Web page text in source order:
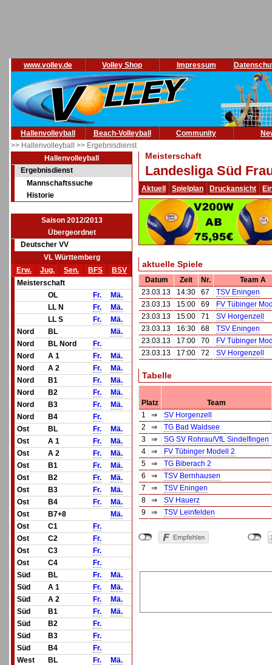
www.volley.de Volley Shop Impressum
Hallenvolleyball Beach-Volleyball Community
>> Hallenvolleyball >> Ergebnisdienst
Hallenvolleyball
Ergebnisdienst
Mannschaftssuche
Historie
Saison 2012/2013
Übergeordnet
Deutscher VV
VL Württemberg
Erw.
Jug. Sen. BFS
BSV
Meisterschaft
OL
Fr.
Mä.
LL N
Fr.
Mä.
LL S
Fr.
Mä.
Nord
BL
Mä.
Nord
BL Nord
Fr.
Nord
A 1 Fr.
Mä.
Nord
A 2 Fr.
Mä.
Nord
B1 Fr.
Mä.
Nord
B2 Fr.
Mä.
Nord
B3 Fr.
Mä.
Nord
B4
Fr.
Ost
BL Fr.
Mä.
Ost
A 1 Fr.
Mä.
Ost
A 2 Fr.
Mä.
Ost
B1 Fr.
Mä.
Ost
B2 Fr.
Mä.
Ost
B3 Fr.
Mä.
Ost
B4 Fr.
Mä.
Ost
B7+8
Mä.
Ost
C1
Fr.
Ost
C2
Fr.
Ost
C3
Fr.
Ost
C4
Fr.
Süd
BL Fr.
Mä.
Süd
A 1 Fr.
Mä.
Süd
A 2 Fr.
Mä.
Süd
B1 Fr.
Mä.
Süd
B2
Fr.
Süd
B3
Fr.
Süd
B4
Fr.
West
BL Fr.
Mä.
Meisterschaft
Landesliga Süd
Aktuell Spielplan Druckansicht
aktuelle Spiele
Datum Zeit Nr.
Team A
23.03.13
14:30 67
TSV Eningen
23.03.13
15:00 69
FV Tübinger
23.03.13
15:00 71
SV Horgenzell
23.03.13
16:30 68
TSV Eningen
23.03.13
17:00 70
FV Tübinger
23.03.13
17:00 72 SV Horgenzell
Tabelle
Platz
Team
1
⇒
SV Horgenzell
2
⇒
TG Bad Waldsee
3
⇒
SG SV Rohrau/VfL Sindelfingen
4
⇒
FV Tübinger Modell 2
5
⇒
TG Biberach 2
6
⇒
TSV Bernhausen
7
⇒
TSV Eningen
8
⇒
SV Hauerz
9
⇒ TSV Leinfelden